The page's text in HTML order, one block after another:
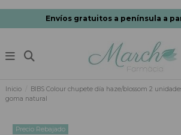
Envíos gratuitos a península a
Inicio
BIBS Colour chupete día haze/blossom 2
goma natural
Precio Rebajado